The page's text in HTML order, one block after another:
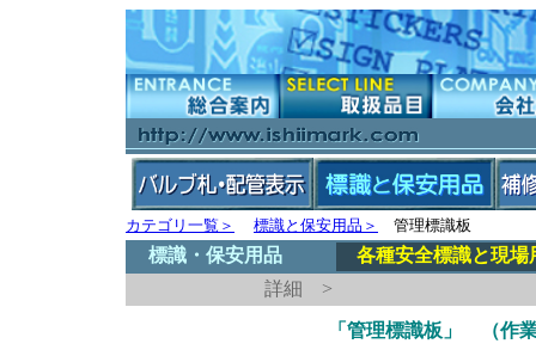
カテゴリ一覧＞ 標識と保安用品＞ 管理標識板
標識・保安用品
各種安全標識と現場
詳細 >
「管理標識板」 （作